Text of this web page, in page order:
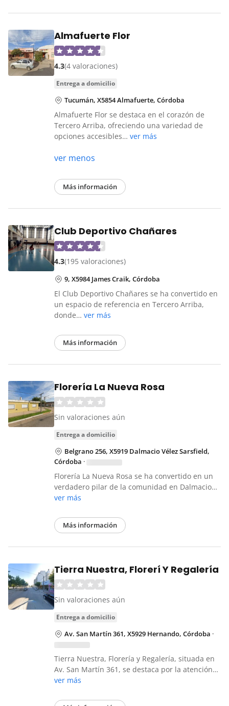
Almafuerte Flor
4.3(4 valoraciones)
entrega a domicilio
Tucumán, X5854 Almafuerte, Córdoba
Almafuerte Flor se destaca en el corazón de
Tercero Arriba, ofreciendo una variedad de
opciones accesibles… ver más
ver menos
Más información
Club Deportivo Chañares
4.3(195 valoraciones)
9, X5984 James Craik, Córdoba
El Club Deportivo Chañares se ha convertido en
un espacio de referencia en Tercero Arriba,
donde… ver más
Más información
Florería La Nueva Rosa
Sin valoraciones aún
entrega a domicilio
Belgrano 256, X5919 Dalmacio Vélez Sarsfield,
Córdoba ·
Florería La Nueva Rosa se ha convertido en un
verdadero pilar de la comunidad en Dalmacio…
ver más
Más información
Tierra Nuestra, Florerí Y Regalería
Sin valoraciones aún
entrega a domicilio
Av. San Martín 361, X5929 Hernando, Córdoba ·
Tierra Nuestra, Florería y Regalería, situada en
Av. San Martín 361, se destaca por la atención…
ver más